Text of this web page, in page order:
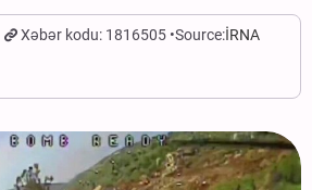
Xəbər kodu: 1816505 Source:İRNA